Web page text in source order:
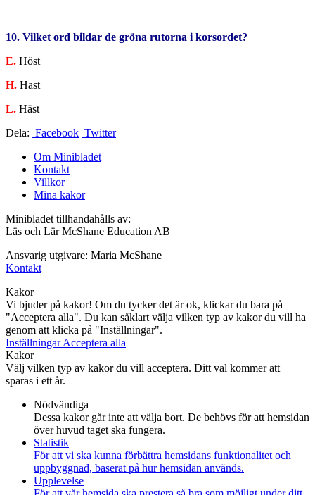
10. Vilket ord bildar de gröna rutorna i korsordet?
E. Höst
H. Hast
L. Häst
Dela: Facebook Twitter
Om Minibladet
Kontakt
Villkor
Mina kakor
Minibladet tillhandahålls av:
Läs och Lär McShane Education AB
Ansvarig utgivare: Maria McShane
Kontakt
Kakor
Vi bjuder på kakor! Om du tycker det är ok, klickar du bara på
"Acceptera alla". Du kan såklart välja vilken typ av kakor du vill ha
genom att klicka på "Inställningar".
InställningarAcceptera alla
Kakor
Välj vilken typ av kakor du vill acceptera. Ditt val kommer att
sparas i ett år.
Nödvändiga
Dessa kakor går inte att välja bort. De behövs för att hemsidan
över huvud taget ska fungera.
Statistik
För att vi ska kunna förbättra hemsidans funktionalitet och
uppbyggnad, baserat på hur hemsidan används.
Upplevelse